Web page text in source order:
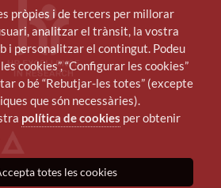
pròpies i de tercers per millorar
analitzar el trànsit, la vostra
i personalitzar el contingut. Podeu
cookies”, “Configurar les cookies”
o bé “Rebutjar-les totes” (excepte
que són necessàries).
política de cookies per obtenir
totes les cookies